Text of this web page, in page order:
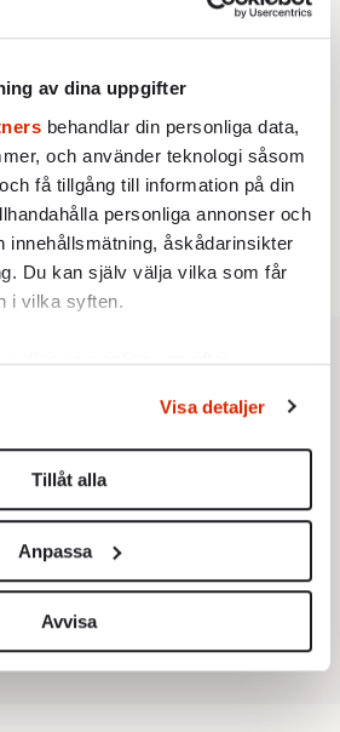
av dina uppgifter
behandlar din personliga data,
och använder teknologi såsom
få tillgång till information på din
personliga annonser och
innehållsmätning, åskådarinsikter
Du kan själv välja vilka som får
i vilka syften.
dina personliga uppgifter
tillbaka ditt samtycke när som
för att anpassa innehållet
analysera vår trafik. Vi
identifierare och annan
till de sociala medier och
som vi samarbetar med.
Visa detaljer
Tillåt alla
Anpassa
Avvisa
Wold
både tsaren och Stalin
Ja, AC är ett hot mot den
ställs aldrig dessa frågor?